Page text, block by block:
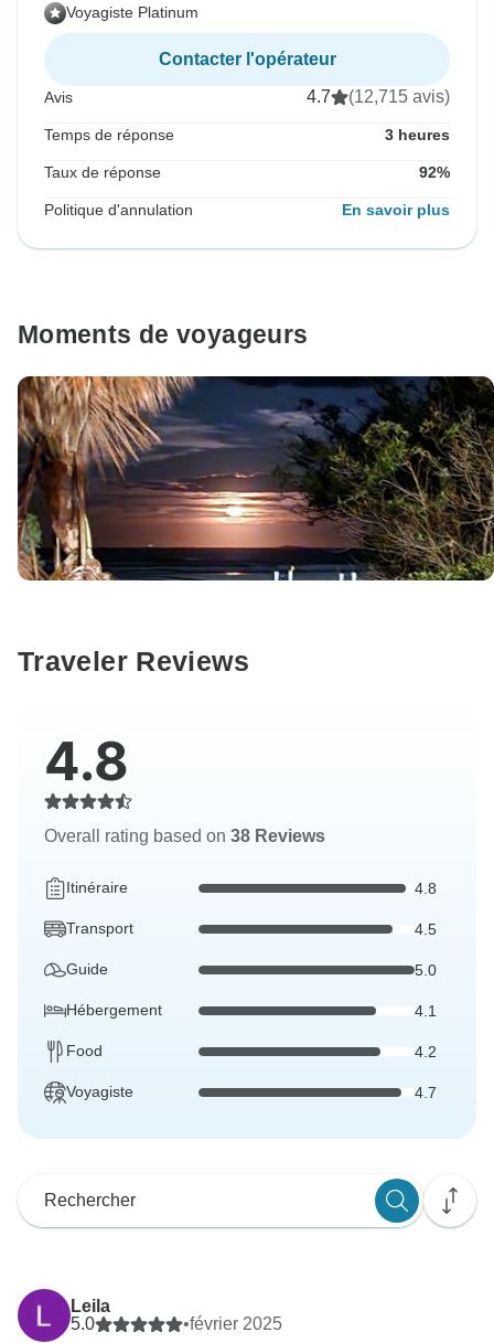
Voyagiste Platinum
Contacter l'opérateur
Avis 4.7 (12,715 avis)
Temps de réponse 3 heures
Taux de réponse 92%
Politique d'annulation En savoir plus
Moments de voyageurs
Traveler Reviews
4.8
Overall rating based on 38 Reviews
Itinéraire 4.8
Transport 4.5
Guide 5.0
Hébergement 4.1
Food 4.2
Voyagiste 4.7
Leila
5.0
•février 2025